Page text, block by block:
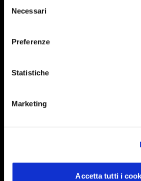
delNecessari
Preferenze
Statistiche
Marketing
Accetta tutti i
can cancel your subscription